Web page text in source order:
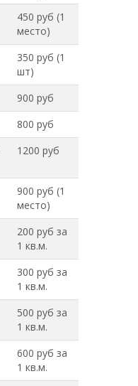
450 руб (1
место)
350 руб (1
шт)
900 руб
800 руб
1200 руб
900 руб (1
место)
200 руб за
1 кв.м.
300 руб за
1 кв.м.
500 руб за
1 кв.м.
600 руб за
1 кв.м.